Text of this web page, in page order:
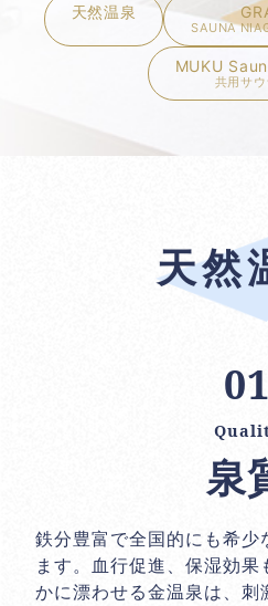
天然温泉
SAUNA
MUKU
共用サウ
天然
01
泉
鉄分豊富で全国的にも希少
ます。血行促進、保湿効
かに漂わせる金温泉は、